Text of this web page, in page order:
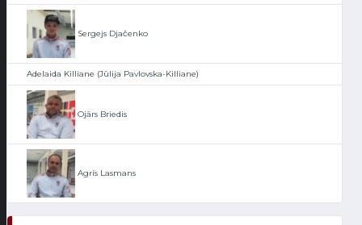
Sergejs Djačenko
Adelaida Killiane (Jūlija Pavlovska-Killiane)
Ojārs Briedis
Agris Lasmans